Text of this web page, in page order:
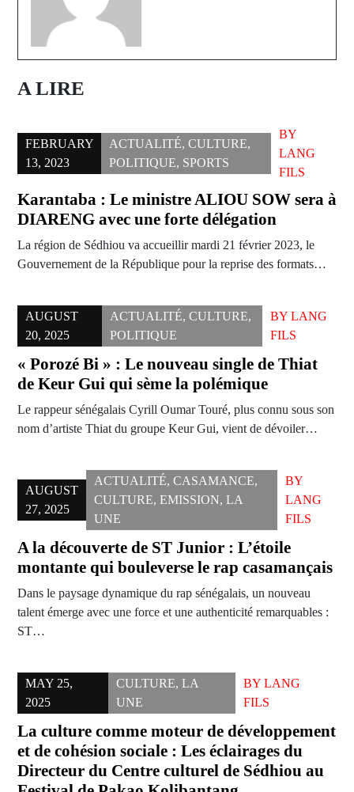
A LIRE
FEBRUARY
13, 2023
ACTUALITÉ, CULTURE,
POLITIQUE, SPORTS
BY
LANG
FILS
Karantaba : Le ministre ALIOU SOW sera à
DIARENG avec une forte délégation
La région de Sédhiou va accueillir mardi 21 février 2023, le
Gouvernement de la République pour la reprise des formats…
AUGUST
20, 2025
ACTUALITÉ, CULTURE,
POLITIQUE
BY LANG
FILS
« Porozé Bi » : Le nouveau single de Thiat
de Keur Gui qui sème la polémique
Le rappeur sénégalais Cyrill Oumar Touré, plus connu sous son
nom d’artiste Thiat du groupe Keur Gui, vient de dévoiler…
AUGUST
27, 2025
ACTUALITÉ, CASAMANCE,
CULTURE, EMISSION, LA
UNE
BY
LANG
FILS
A la découverte de ST Junior : L’étoile
montante qui bouleverse le rap casamançais
Dans le paysage dynamique du rap sénégalais, un nouveau
talent émerge avec une force et une authenticité remarquables :
ST…
MAY 25,
2025
CULTURE,LA
UNE
BY LANG
FILS
La culture comme moteur de développement
et de cohésion sociale : Les éclairages du
Directeur du Centre culturel de Sédhiou au